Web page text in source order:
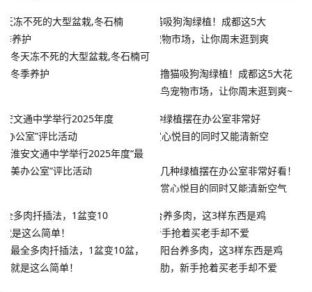
冬天冻不死的大型盆栽,冬石楠可
冬季养护
撸猫吸狗淘绿植！成都这5大花
鸟宠物市场，让你周末逛到爽~
淮安文通中学举行2025年度“最
美办公室”评比活动
几种绿植摆在办公室非常好看！
赏心悦目的同时又能清新空气
最全多肉扦插法，1盆变10盆，
就是这么简单！
阳台养多肉，这3样东西是鸡
肋，新手抢着买老手却不爱